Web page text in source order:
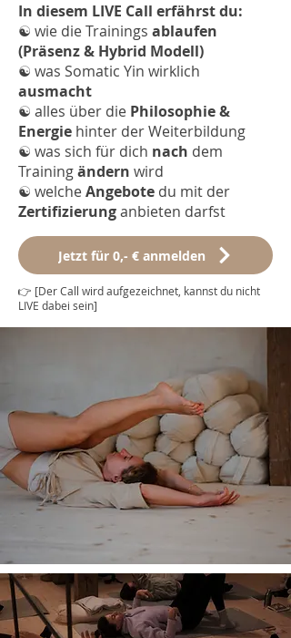
In diesem LIVE Call erfährst du:
☯︎ wie die Trainings ablaufen
(Präsenz & Hybrid Modell)
☯︎ was Somatic Yin wirklich
ausmacht
☯︎ alles über die Philosophie &
Energie hinter der Weiterbildung
☯︎ was sich für dich nach dem
Trainingändern wird
☯︎ welcheAngebote du mit der
Zertifizierunganbieten darfst
Jetzt für 0,- € anmelden
👉 [Der Call wird aufgezeichnet, kannst du nicht
LIVE dabei sein]